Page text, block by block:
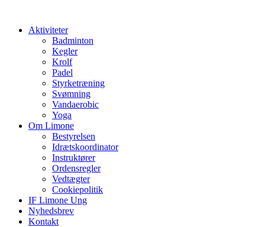
indholdAktiviteter
Badminton
Kegler
Krolf
Padel
Styrketræning
Svømning
Vandaerobic
Yoga
Om Limone
Bestyrelsen
Idrætskoordinator
Instruktører
Ordensregler
Vedtægter
Cookiepolitik
IF Limone Ung
Nyhedsbrev
Kontakt